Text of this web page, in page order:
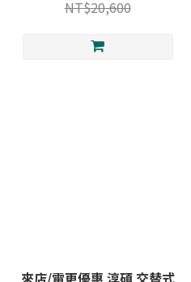
NT$20,600
來店/電更優惠 淳碩 交替式